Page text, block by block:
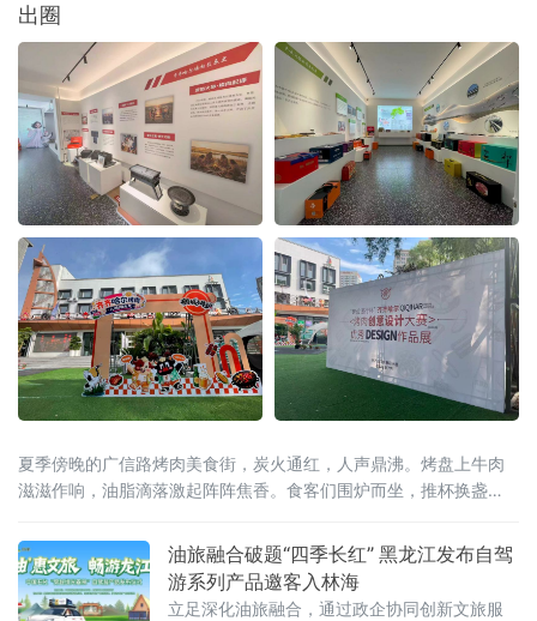
出圈
夏季傍晚的广信路烤肉美食街，炭火通红，人声鼎沸。烤盘上牛肉
滋滋作响，油脂滴落激起阵阵焦香。食客们围炉而坐，推杯换盏
文发了一条朋友圈：“这才是齐齐哈尔——烟火气里藏着文化味。”文
化味，正是2026齐齐哈尔烤肉美食节试图为这炉百年炭火注入的全
新内涵。齐齐哈尔烤肉的历史，可追溯至新石器时代嫩江
油旅融合破题“四季长红” 黑龙江发布自驾
游系列产品邀客入林海
立足深化油旅融合，通过政企协同创新文旅服